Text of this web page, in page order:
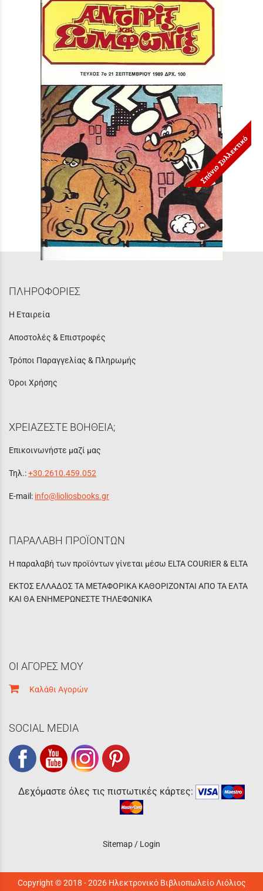
Σπάνιο Συλλεκτικό
ΤΕΥΧΟΣ ΝΟ 7***
Τιμή: 3,90 €
ΠΛΗΡΟΦΟΡΙΕΣ
Η Εταιρεία
Αποστολές & Επιστροφές
Τρόποι Παραγγελίας & Πληρωμής
Όροι Χρήσης
ΧΡΕΙΑΖΕΣΤΕ ΒΟΗΘΕΙΑ;
Επικοινωνήστε μαζί μας
Τηλ.:+30.2610.459.052
E-mail: info@lioliosbooks.gr
ΠΑΡΑΛΑΒΗ ΠΡΟΪΟΝΤΩΝ
Η παραλαβή των προϊόντων γίνεται μέσω ELTA COURIER & ELTA
ΕΚΤΟΣ ΕΛΛΑΔΟΣ ΤΑ ΜΕΤΑΦΟΡΙΚΑ ΚΑΘΟΡΙΖΟΝΤΑΙ ΑΠΟ ΤΑ ΕΛΤΑ
ΚΑΙ ΘΑ ΕΝΗΜΕΡΩΝΕΣΤΕ ΤΗΛΕΦΩΝΙΚΑ
ΟΙ ΑΓΟΡΕΣ ΜΟΥ
Καλάθι Αγορών
SOCIAL MEDIA
Δεχόμαστε όλες τις πιστωτικές κάρτες:
Sitemap/ Login
Copyright © 2018 - 2026 Ηλεκτρονικό Βιβλιοπωλείο Λιόλιος